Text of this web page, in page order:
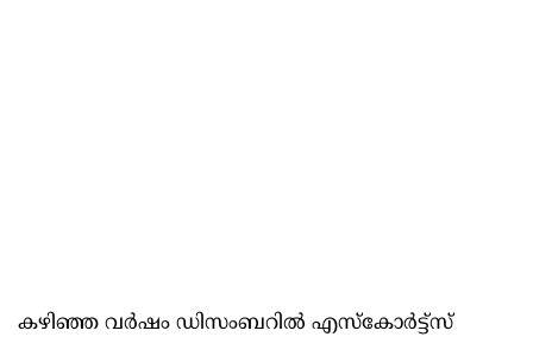
കഴിഞ്ഞ വർഷം ഡിസംബറിൽ എസ്കോർട്ട്സ്